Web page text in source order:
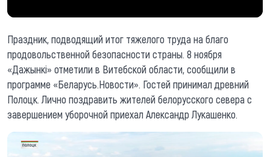
Праздник, подводящий итог тяжелого труда на благо
продовольственной безопасности страны. 8 ноября
«Дажынкi» отметили в Витебской области, сообщили в
программе «Беларусь.Новости». Гостей принимал древний
Полоцк. Лично поздравить жителей белорусского севера с
завершением уборочной приехал Александр Лукашенко.